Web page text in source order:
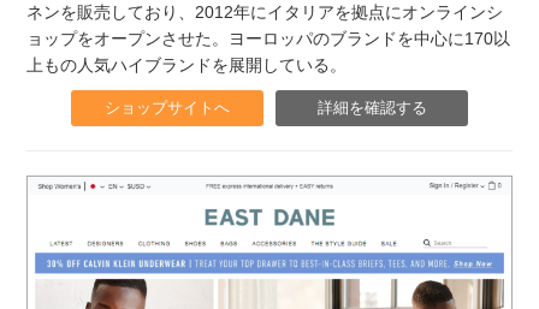
ネンを販売しており、2012年にイタリアを拠点にオンラインシ
ョップをオープンさせた。ヨーロッパのブランドを中心に170以
上もの人気ハイブランドを展開している。
ショップサイトへ 詳細を確認する